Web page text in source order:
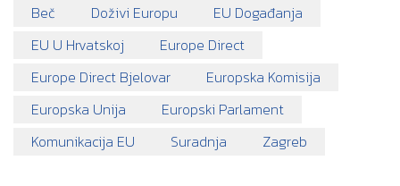
Beč Doživi Europu
EU Događanja
EU U Hrvatskoj
Europe Direct
Europe Direct Bjelovar
Europska Komisija
Europska Unija
Europski Parlament
Komunikacija EU
Suradnja Zagreb